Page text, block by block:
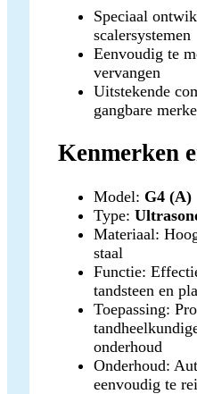
Speciaal
scalersystemen
Eenvoudig te
vervangen
Uitstekende
gangbare
Kenmerken
Model: G4 (A)
Type:
Materiaal:
staal
Functie:
tandsteen en
Toepassing:
onderhoud
Onderhoud:
eenvoudig te